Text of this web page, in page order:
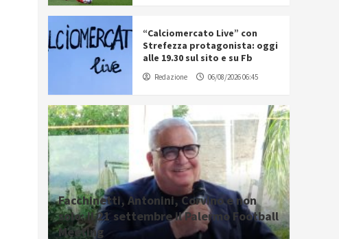
“Calciomercato Live” con
Strefezza protagonista: oggi
alle 19.30 sul sito e su Fb
Redazione 06/08/2026 06:45
Facchinetti, Antonini, Corvino e non
solo: il 21 settembre il Palermo Football
Meeting